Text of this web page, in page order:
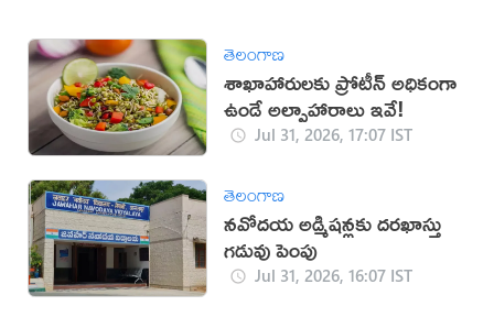
తెలంగాణ
శాఖాహారులకు ప్రోటీన్ అధికంగా
ఉండే అల్పాహారాలు ఇవే!
Jul 31, 2026, 17:07 IST
తెలంగాణ
నవోదయ అడ్మిషన్లకు దరఖాస్తు
గడువు పెంపు
Jul 31, 2026, 16:07 IST